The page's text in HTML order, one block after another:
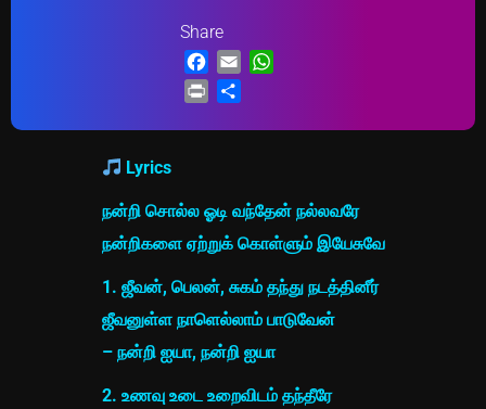
Share
Facebook
Email
Print
Lyrics
நன்றி சொல்ல ஓடி வந்தேன் நல்லவரே
நன்றிகளை ஏற்றுக் கொள்ளும் இயேசுவே
1. ஜீவன், பெலன், சுகம் தந்து நடத்தினீர்
ஜீவனுள்ள நாளெல்லாம் பாடுவேன்
– நன்றி ஐயா, நன்றி ஐயா
2. உணவு உடை உறைவிடம் தந்தீரே